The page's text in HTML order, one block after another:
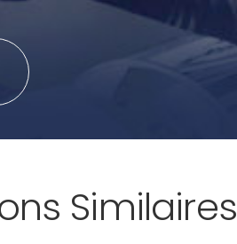
Similaires